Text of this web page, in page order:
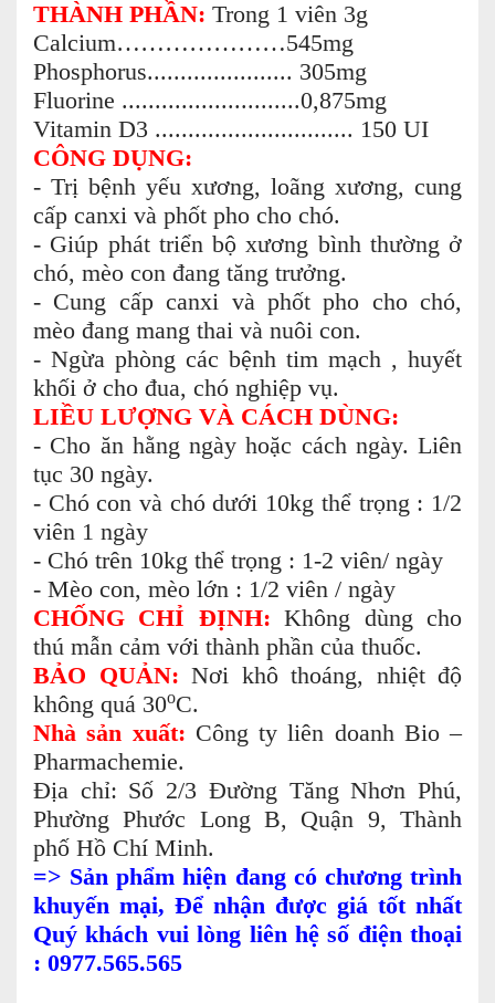
THÀNH PHẦN: Trong 1 viên 3g
Calcium…………………545mg
Phosphorus...................... 305mg
Fluorine ...........................0,875mg
Vitamin D3 .............................. 150 UI
CÔNG DỤNG:
- Trị bệnh yếu xương, loãng xương, cung
cấp canxi và phốt pho cho chó.
- Giúp phát triển bộ xương bình thường ở
chó, mèo con đang tăng trưởng.
- Cung cấp canxi và phốt pho cho chó,
mèo đang mang thai và nuôi con.
- Ngừa phòng các bệnh tim mạch , huyết
khối ở cho đua, chó nghiệp vụ.
LIỀU LƯỢNG VÀ CÁCH DÙNG:
- Cho ăn hằng ngày hoặc cách ngày. Liên
tục 30 ngày.
- Chó con và chó dưới 10kg thể trọng : 1/2
viên 1 ngày
- Chó trên 10kg thể trọng : 1-2 viên/ ngày
- Mèo con, mèo lớn : 1/2 viên / ngày
CHỐNG CHỈ ĐỊNH: Không dùng cho
thú mẫn cảm với thành phần của thuốc.
BẢO QUẢN: Nơi khô thoáng, nhiệt độ
không quá 30oC.
Nhà sản xuất: Công ty liên doanh Bio –
Pharmachemie.
Địa chỉ: Số 2/3 Đường Tăng Nhơn Phú,
Phường Phước Long B, Quận 9, Thành
phố Hồ Chí Minh.
=> Sản phẩm hiện đang có chương trình
khuyến mại, Để nhận được giá tốt nhất
Quý khách vui lòng liên hệ số điện thoại
: 0977.565.565